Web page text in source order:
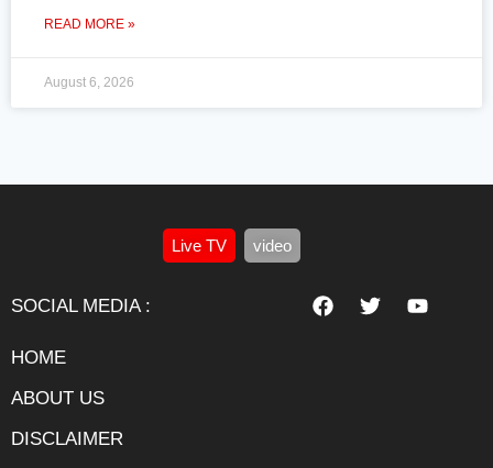
READ MORE »
August 6, 2026
Live TV video
SOCIAL MEDIA :
HOME
ABOUT US
DISCLAIMER